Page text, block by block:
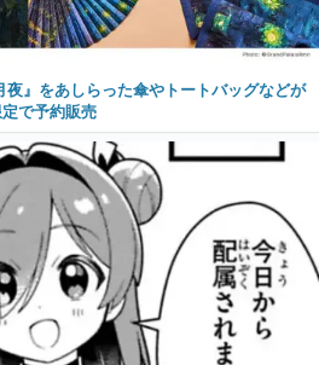
』をあしらった傘やトートバッグなどが
で予約販売